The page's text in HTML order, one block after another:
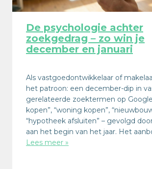
De psychologie achter
zoekgedrag – zo win je
december en januari
Als vastgoedontwikkelaar of
het patroon: een december-dip in
gerelateerde zoektermen op Google
kopen”, “woning kopen”,
“hypotheek afsluiten” – gevolgd
aan het begin van het jaar. Het
Lees meer »